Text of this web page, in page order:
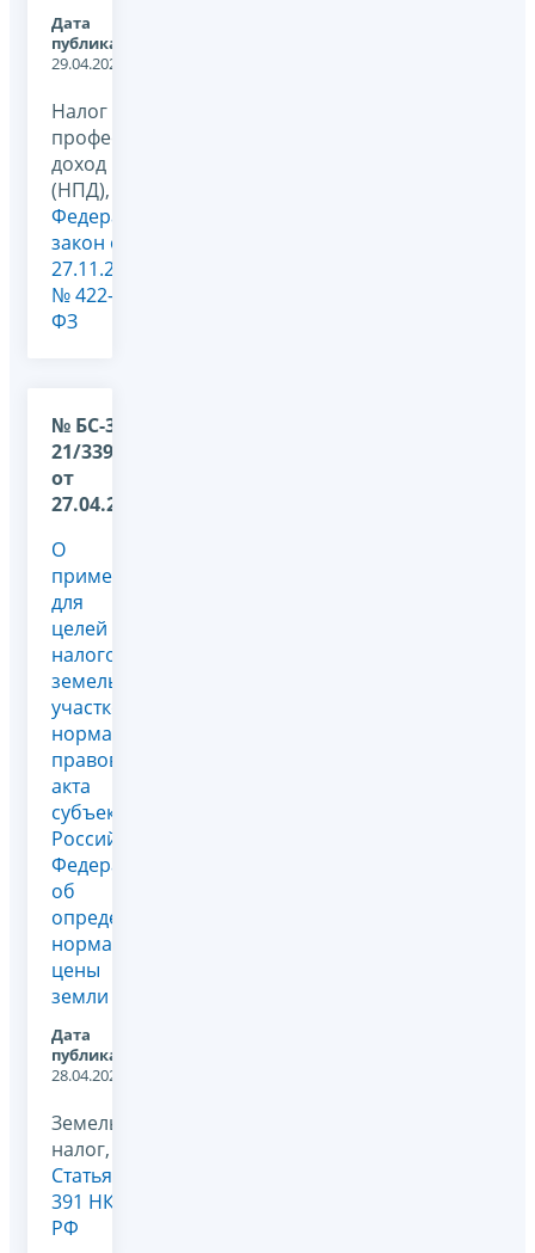
Дата
публикации:
29.04.2026
Налог на
профессиональный
доход
(НПД),
Федеральный
закон от
27.11.2018
№ 422-
ФЗ
№ БС-36-
21/3393@
от
27.04.2026
О
применении
для
целей
налогообложения
земельных
участков
нормативно-
правового
акта
субъекта
Российской
Федерации
об
определении
нормативной
цены
земли
Дата
публикации:
28.04.2026
Земельный
налог,
Статья
391 НК
РФ